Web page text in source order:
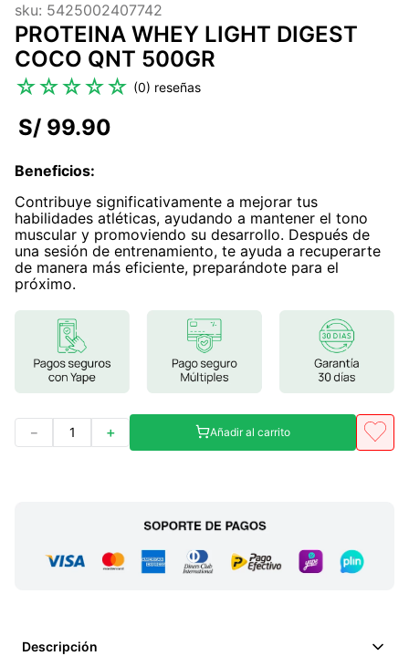
3.
colageno
4.
kefir
5 .
lab nutrition
8.
magnesio
9.
melena leon
10. proteina
sku: 5425002407742
PROTEINA WHEY LIGHT DIGEST
COCO QNT 500GR
☆☆☆☆☆ (0)
S/ 99.90
Beneficios:
Contribuye significativamente a mejorar tus
habilidades atléticas, ayudando a mantener el tono
muscular y promoviendo su desarrollo. Después de
una sesión de entrenamiento, te ayuda a recuperarte
de manera más eficiente, preparándote para el
próximo.
＋
－ Añadir al carrito
Descripción